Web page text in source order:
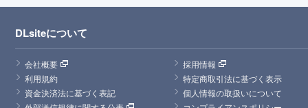
DLsiteについて
会社概要
採用情報
利用規約
特定商取引法に基づく表示
資金決済法に基づく表記
個人情報の取扱いについて